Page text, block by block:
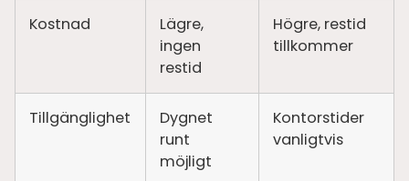
Kostnad
Lägre,
ingen
restid
Högre, restid
tillkommer
Tillgänglighet
Dygnet
runt
möjligt
Kontorstider
vanligtvis